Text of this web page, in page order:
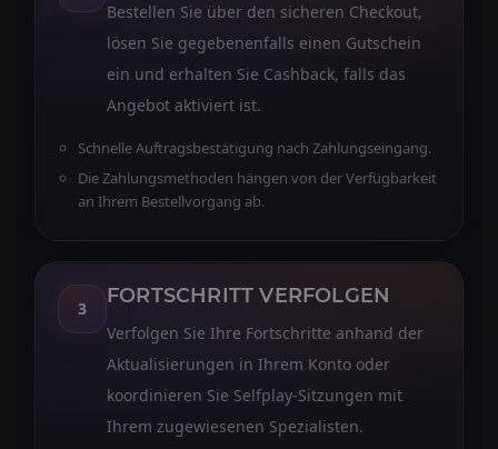
Bestellen Sie über den sicheren Checkout,
lösen Sie gegebenenfalls einen Gutschein
ein und erhalten Sie Cashback, falls das
Angebot aktiviert ist.
Schnelle Auftragsbestätigung nach Zahlungseingang.
Die Zahlungsmethoden hängen von der Verfügbarkeit
an Ihrem Bestellvorgang ab.
3
FORTSCHRITT VERFOLGEN
Verfolgen Sie Ihre Fortschritte anhand der
Aktualisierungen in Ihrem Konto oder
koordinieren Sie Selfplay-Sitzungen mit
Ihrem zugewiesenen Spezialisten.